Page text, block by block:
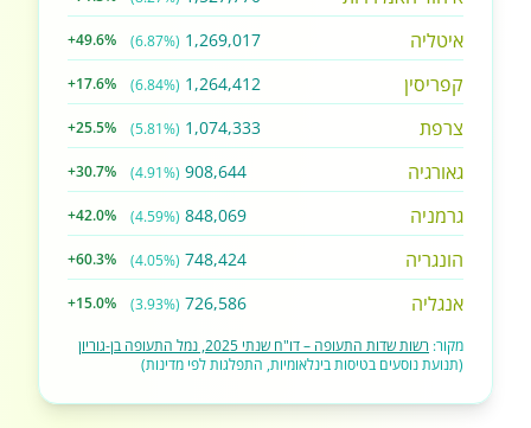
איטליה 1,269,017
(6.87%)
+49.6%
קפריסין 1,264,412
(6.84%)
+17.6%
צרפת 1,074,333
(5.81%)
+25.5%
גאורגיה 908,644
(4.91%)
+30.7%
גרמניה 848,069
(4.59%)
+42.0%
הונגריה 748,424
(4.05%)
+60.3%
אנגליה 726,586
(3.93%)
+15.0%
מקור: רשות שדות התעופה – דו"ח שנתי 2025, נמל התעופה בן-גוריון
(תנועת נוסעים בטיסות בינלאומיות, התפלגות לפי מדינות)